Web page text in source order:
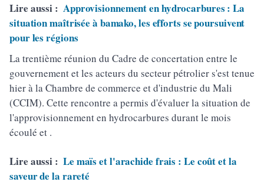
Lire aussi : Approvisionnement en hydrocarbures : La
situation maîtrisée à bamako, les efforts se poursuivent
pour les régions
La trentième réunion du Cadre de concertation entre le
gouvernement et les acteurs du secteur pétrolier s'est tenue
hier à la Chambre de commerce et d'industrie du Mali
(CCIM). Cette rencontre a permis d'évaluer la situation de
l'approvisionnement en hydrocarbures durant le mois
écoulé et .
Lire aussi : Le maïs et l'arachide frais : Le coût et la
saveur de la rareté